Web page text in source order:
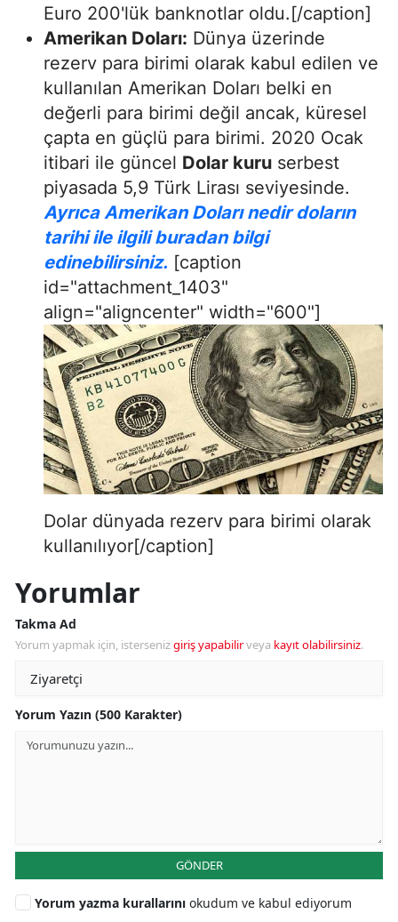
Euro 200'lük banknotlar oldu.[/caption]
Amerikan Doları: Dünya üzerinde
rezerv para birimi olarak kabul edilen ve
kullanılan Amerikan Doları belki en
değerli para birimi değil ancak, küresel
çapta en güçlü para birimi. 2020 Ocak
itibari ile güncel Dolar kuru serbest
piyasada 5,9 Türk Lirası seviyesinde.
Ayrıca Amerikan Doları nedir doların
tarihi ile ilgili buradan bilgi
edinebilirsiniz. [caption
id="attachment_1403"
align="aligncenter" width="600"]
Dolar dünyada rezerv para birimi olarak
kullanılıyor[/caption]
Yorumlar
Takma Ad
Yorum yapmak için, istersenizgiriş yapabilirveya kayıt olabilirsiniz.
Yorum Yazın (500 Karakter)
GÖNDER
Yorum yazma kurallarını okudum ve kabul ediyorum